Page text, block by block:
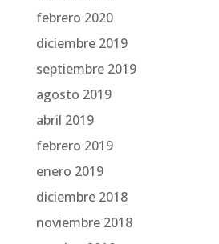
febrero 2020
diciembre 2019
septiembre 2019
agosto 2019
abril 2019
febrero 2019
enero 2019
diciembre 2018
noviembre 2018